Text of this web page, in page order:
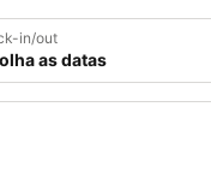
in/out
as datas